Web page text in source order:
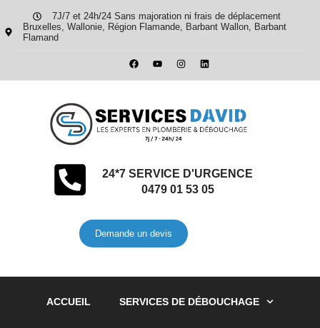
7J/7 et 24h/24 Sans majoration ni frais de déplacement
Bruxelles, Wallonie, Région Flamande, Barbant Wallon, Barbant
Flamand
24*7 SERVICE D'URGENCE
0479 01 53 05
Demande un devis
ACCUEIL SERVICES DE DÉBOUCHAGE